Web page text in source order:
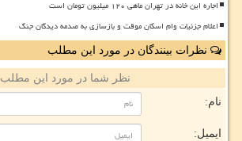
اجاره این خانه در تهران ماهی ۱۲۰ میلیون تومان است
اعلام جزئیات وام اسکان موقت و بازسازی به صدمه دیدگان جنگ
نظرات بینندگان در مورد این مطلب
نظر شما در مورد این مطلب
نام:
ایمیل: